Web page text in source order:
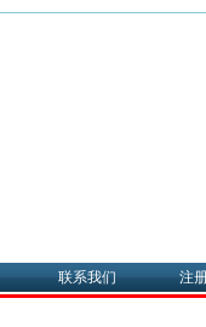
联系我们 注